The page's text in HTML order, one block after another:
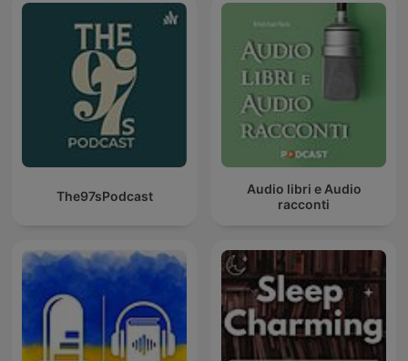
The97sPodcast
Audio libri e Audio
racconti